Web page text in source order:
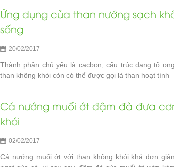
Ứng dụng của than nướng sạch
sống
20/02/2017
Thành phần chủ yếu là cacbon, cấu trúc dạng tổ
than không khói còn có thể được gọi là than hoạt tính
Cá nướng muối ớt đậm đà đưa
khói
02/02/2017
Cá nướng muối ớt với than không khói khá đơn